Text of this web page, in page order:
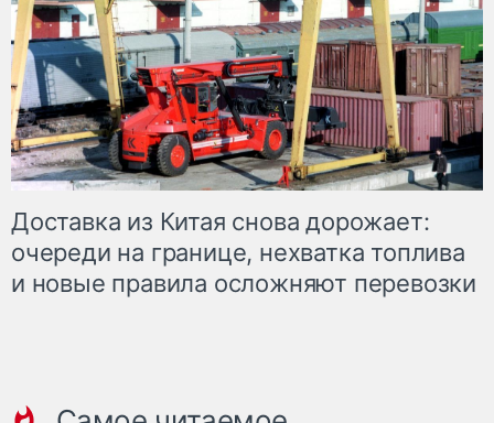
Доставка из Китая снова дорожает:
очереди на границе, нехватка топлива
и новые правила осложняют перевозки